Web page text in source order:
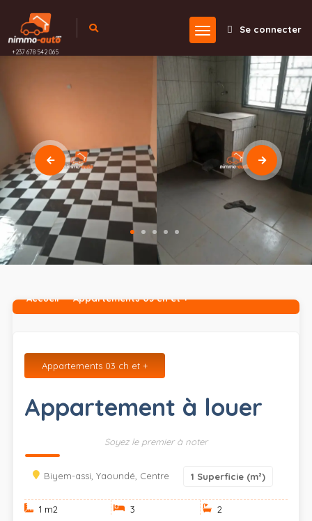
+237 678 542 065
Se connecter
Accueil Appartements 03 ch et +
Appartements 03 ch et +
Appartement à louer
Soyez le premier à noter
Biyem-assi, Yaoundé, Centre 1 Superficie (m²)
1 m2 3 2